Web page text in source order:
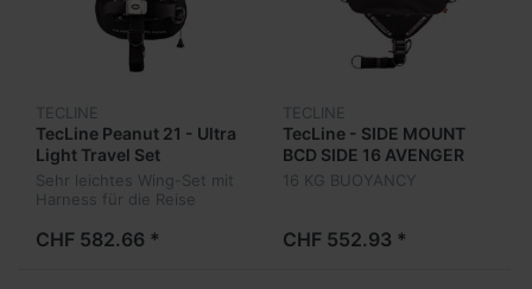
TECLINE
TecLine Peanut 21 - Ultra
Light Travel Set
Sehr leichtes Wing-Set mit
Harness für die Reise
CHF 582.66 *
TECLINE
TecLine - SIDE MOUNT
BCD SIDE 16 AVENGER
16 KG BUOYANCY
CHF 552.93 *